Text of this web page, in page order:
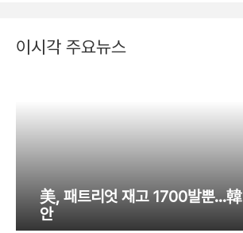
이시각 주요뉴스
美, 패트리엇 재고 1700발뿐…
안